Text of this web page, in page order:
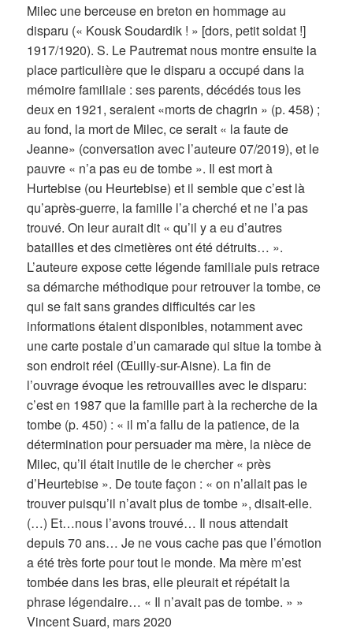
Milec une berceuse en breton en hommage au
disparu (« Kousk Soudardik ! » [dors, petit soldat !]
1917/1920). S. Le Pautremat nous montre ensuite la
place particulière que le disparu a occupé dans la
mémoire familiale : ses parents, décédés tous les
deux en 1921, seraient «morts de chagrin » (p. 458) ;
au fond, la mort de Milec, ce serait « la faute de
Jeanne» (conversation avec l’auteure 07/2019), et le
pauvre « n’a pas eu de tombe ». Il est mort à
Hurtebise (ou Heurtebise) et il semble que c’est là
qu’après-guerre, la famille l’a cherché et ne l’a pas
trouvé. On leur aurait dit « qu’il y a eu d’autres
batailles et des cimetières ont été détruits… ».
L’auteure expose cette légende familiale puis retrace
sa démarche méthodique pour retrouver la tombe, ce
qui se fait sans grandes difficultés car les
informations étaient disponibles, notamment avec
une carte postale d’un camarade qui situe la tombe à
son endroit réel (Œuilly-sur-Aisne). La fin de
l’ouvrage évoque les retrouvailles avec le disparu:
c’est en 1987 que la famille part à la recherche de la
tombe (p. 450) : « il m’a fallu de la patience, de la
détermination pour persuader ma mère, la nièce de
Milec, qu’il était inutile de le chercher « près
d’Heurtebise ». De toute façon : « on n’allait pas le
trouver puisqu’il n’avait plus de tombe », disait-elle.
(…) Et…nous l’avons trouvé… Il nous attendait
depuis 70 ans… Je ne vous cache pas que l’émotion
a été très forte pour tout le monde. Ma mère m’est
tombée dans les bras, elle pleurait et répétait la
phrase légendaire… « Il n’avait pas de tombe. » »
Vincent Suard, mars 2020